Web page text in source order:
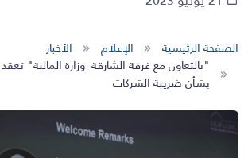
الصفحة الرئيسية الإعلام
الأخبار
"بالتعاون مع غرفة الشارقة وزارة المالية"
بشأن ضريبة الشركات